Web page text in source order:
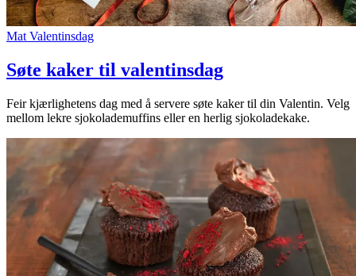
Mat Valentinsdag
Søte kaker til valentinsdag
Feir kjærlighetens dag med å servere søte kaker til din Valentin. Velg
mellom lekre sjokolademuffins eller en herlig sjokoladekake.